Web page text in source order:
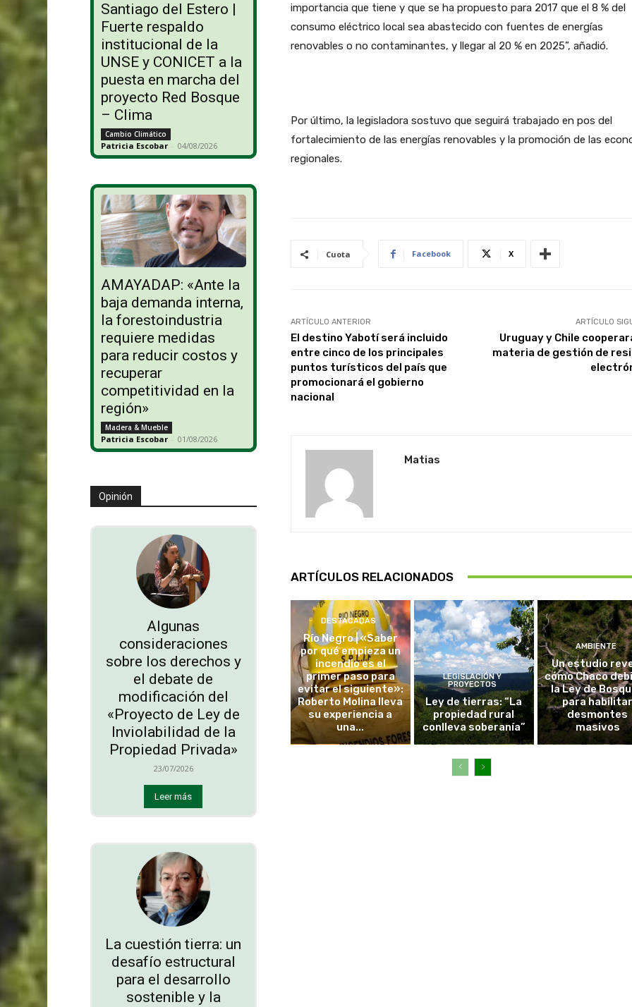
Santiago del Estero |
Fuerte respaldo
institucional de la
UNSE y CONICET a la
puesta en marcha del
proyecto Red Bosque
– Clima
Cambio Climático
Patricia Escobar - 04/08/2026
AMAYADAP: «Ante la
baja demanda interna,
la forestoindustria
requiere medidas
para reducir costos y
recuperar
competitividad en la
región»
Madera & Mueble
Patricia Escobar - 01/08/2026
Opinión
Algunas
consideraciones
sobre los derechos y
el debate de
modificación del
«Proyecto de Ley de
Inviolabilidad de la
Propiedad Privada»
23/07/2026
Leer más
La cuestión tierra: un
desafío estructural
para el desarrollo
sostenible y la
importancia que tiene y que se ha propuesto para 2017 que el 8 % del
consumo eléctrico local sea abastecido con fuentes de energías
renovables o no contaminantes, y llegar al 20 % en 2025”, añadió.
Por último, la legisladora sostuvo que seguirá trabajado en pos del
fortalecimiento de las energías renovables y la promoción de las
regionales.
Cuota Facebook X
ARTÍCULO ANTERIOR
El destino Yabotí será incluido
entre cinco de los principales
puntos turísticos del país que
promocionará el gobierno
nacional
ARTÍCULO
Uruguay y Chile
materia de gestión de
Matias
ARTÍCULOS RELACIONADOS
DESTACADAS
Río Negro | «Saber
por qué empieza un
incendio es el
primer paso para
evitar el siguiente»:
Roberto Molina lleva
su experiencia a
una...
LEGISLACIÓN Y
PROYECTOS
Ley de tierras: “La
propiedad rural
conlleva soberanía”
AMBIENTE
Un estudio
cómo Chaco
la Ley de
para
desmontes
masivos